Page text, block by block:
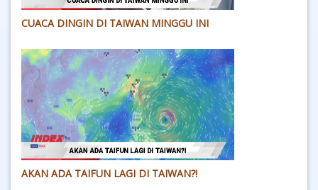
CUACA DINGIN DI TAIWAN MINGGU INI
AKAN ADA TAIFUN LAGI DI TAIWAN?!